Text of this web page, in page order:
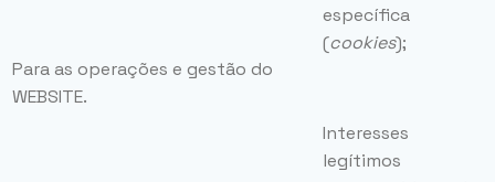
Para as operações e gestão do
WEBSITE.
específica
(cookies);
Interesses
legítimos